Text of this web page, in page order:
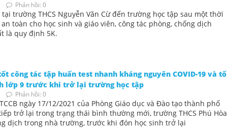
Phản hồi: 0
trường THCS Nguyễn Văn Cừ đến trường học tập sau một thời
toàn cho học sinh và giáo viên, công tác phòng, chống dịch
là quy định 5K.
công tác tập huấn test nhanh kháng nguyên COVID-19 và tổ
lớp 9 trước khi trở lại trường học tập
Phản hồi: 0
ngày 17/12/2021 của Phòng Giáo dục và Đào tạo thành phố
trở lại trong trạng thái bình thường mới, trường THCS Phú Hòa
dịch trong nhà trường, trước khi đón học sinh trở lại